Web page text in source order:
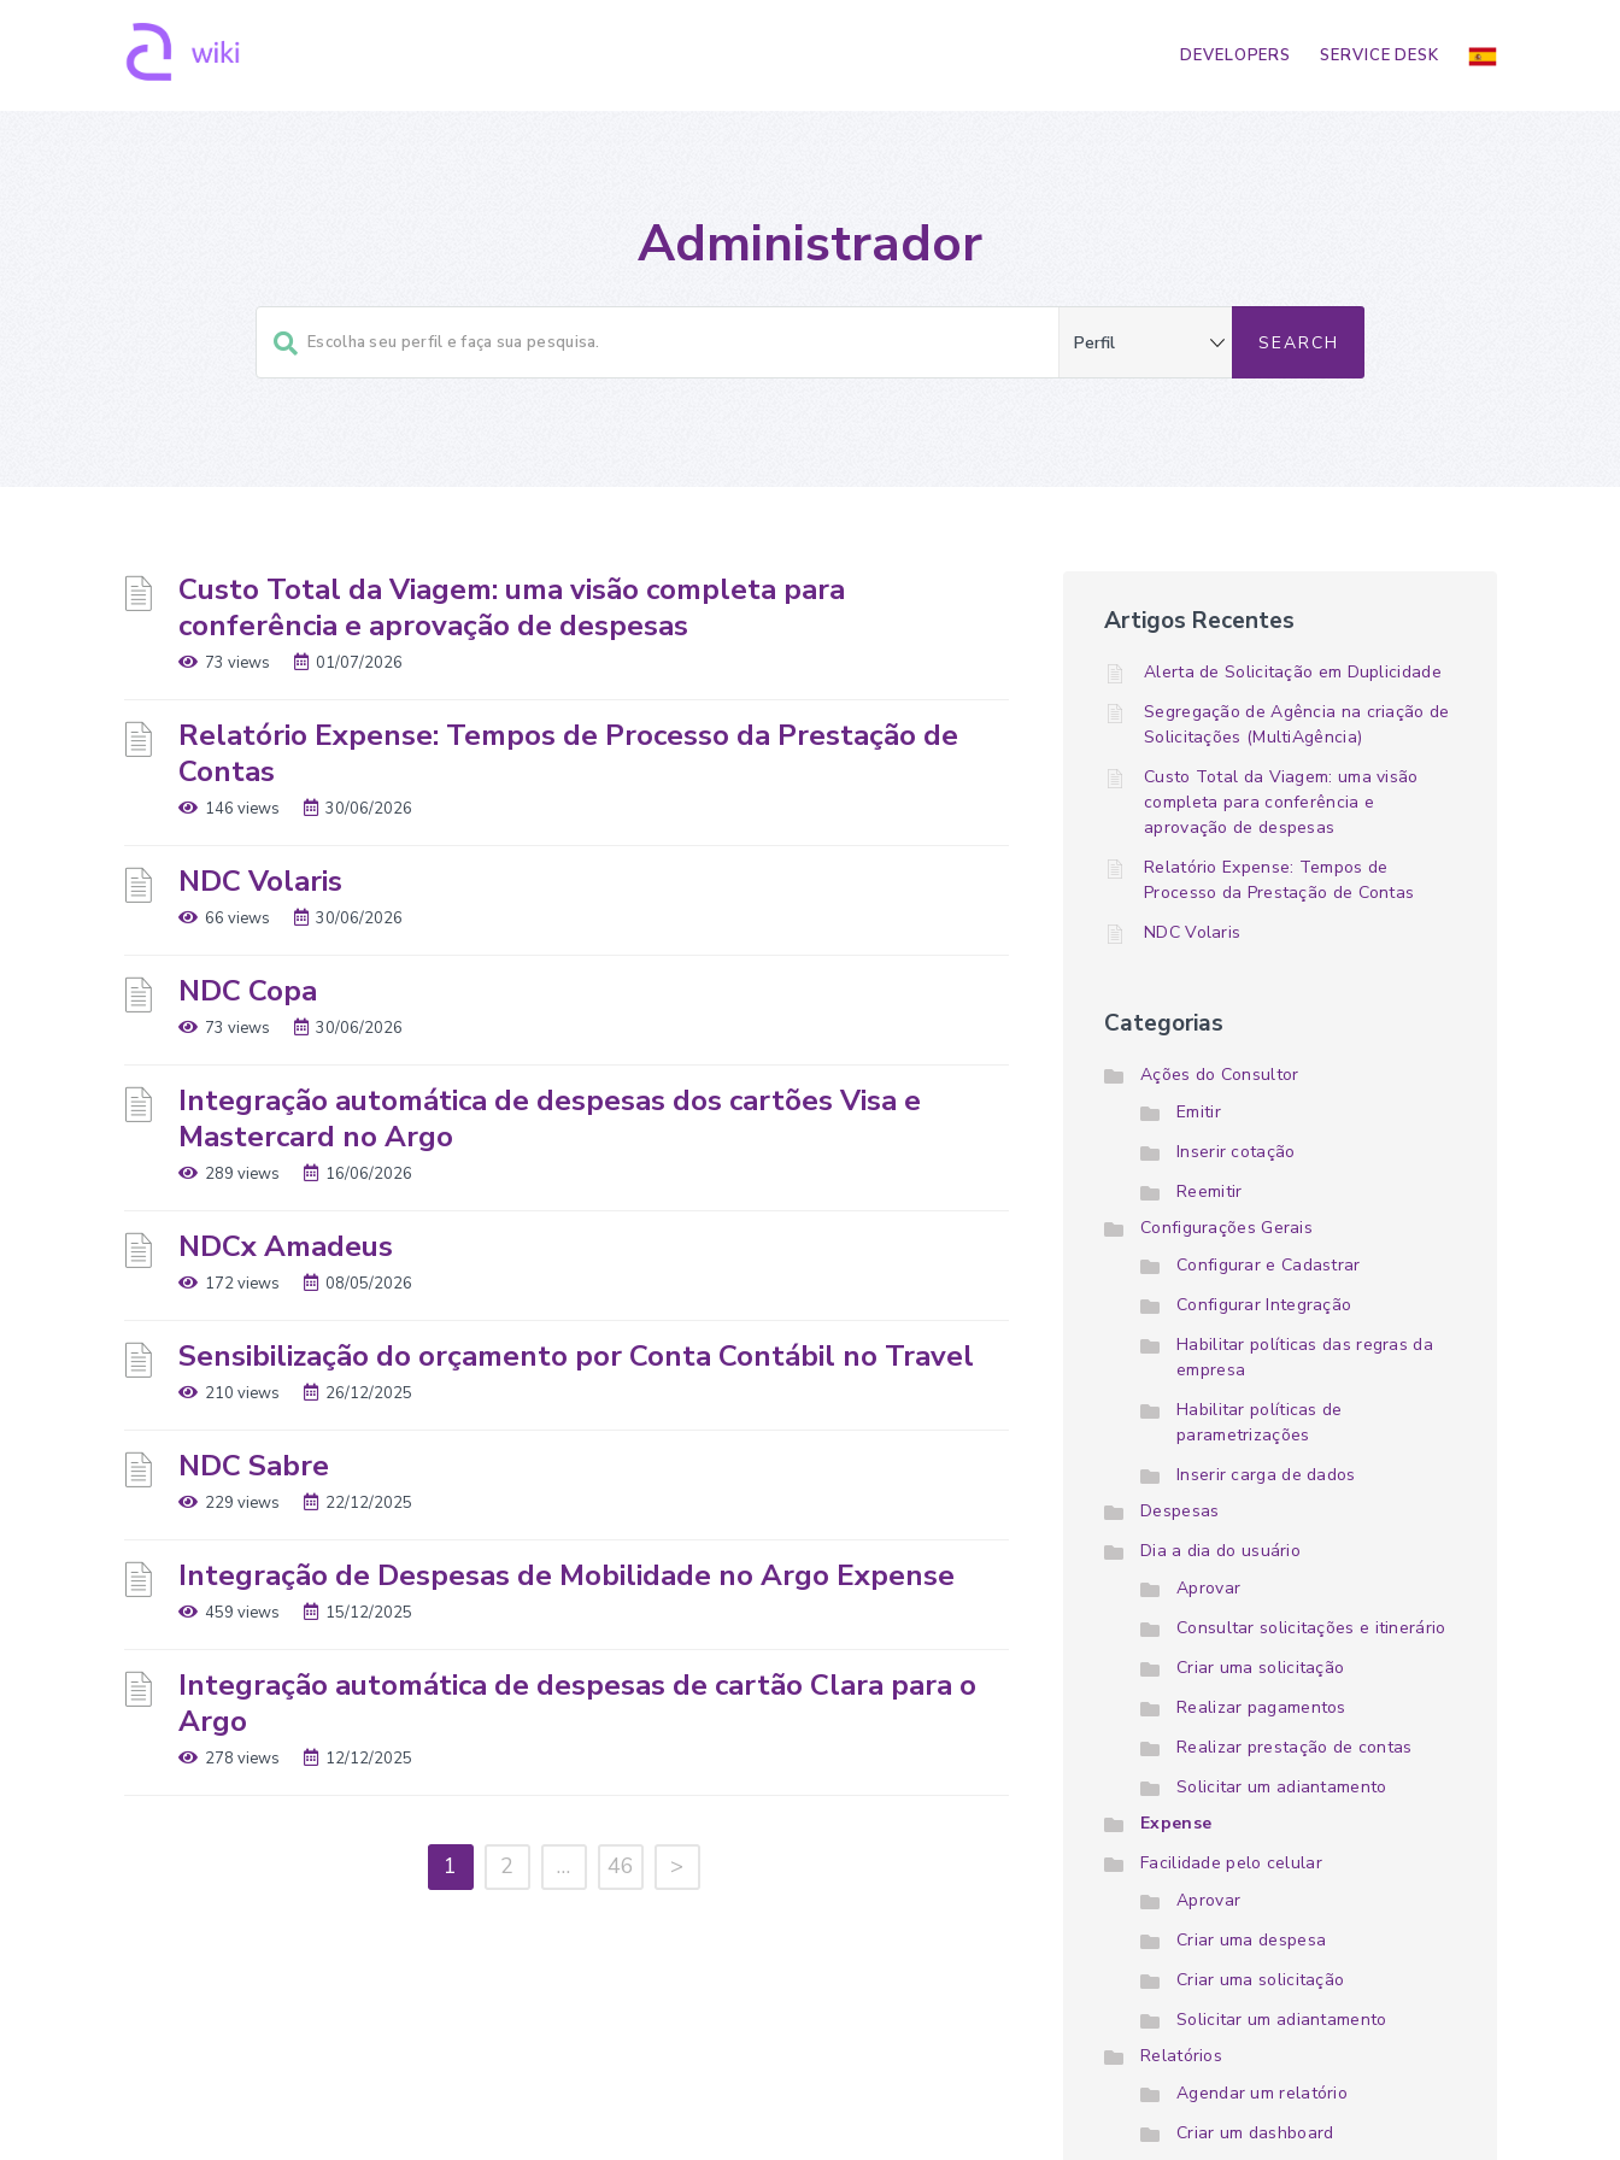
DEVELOPERS SERVICE DESK
Administrador
Custo Total da Viagem: uma visão completa para
conferência e aprovação de despesas
73 views 01/07/2026
Relatório Expense: Tempos de Processo da Prestação de
Contas
146 views 30/06/2026
NDC Volaris
66 views 30/06/2026
NDC Copa
73 views 30/06/2026
Integração automática de despesas dos cartões Visa e
Mastercard no Argo
289 views 16/06/2026
NDCx Amadeus
172 views 08/05/2026
Sensibilização do orçamento por Conta Contábil no Travel
210 views 26/12/2025
NDC Sabre
229 views 22/12/2025
Integração de Despesas de Mobilidade no Argo Expense
459 views 15/12/2025
Integração automática de despesas de cartão Clara para o
Argo
278 views 12/12/2025
1 2 … 46 >
Artigos Recentes
Alerta de Solicitação em Duplicidade
Segregação de Agência na criação de
Solicitações (MultiAgência)
Custo Total da Viagem: uma visão
completa para conferência e
aprovação de despesas
Relatório Expense: Tempos de
Processo da Prestação de Contas
NDC Volaris
Categorias
Ações do Consultor
Emitir
Inserir cotação
Reemitir
Configurações Gerais
Configurar e Cadastrar
Configurar Integração
Habilitar políticas das regras da
empresa
Habilitar políticas de
parametrizações
Inserir carga de dados
Despesas
Dia a dia do usuário
Aprovar
Consultar solicitações e itinerário
Criar uma solicitação
Realizar pagamentos
Realizar prestação de contas
Solicitar um adiantamento
Expense
Facilidade pelo celular
Aprovar
Criar uma despesa
Criar uma solicitação
Solicitar um adiantamento
Relatórios
Agendar um relatório
Criar um dashboard